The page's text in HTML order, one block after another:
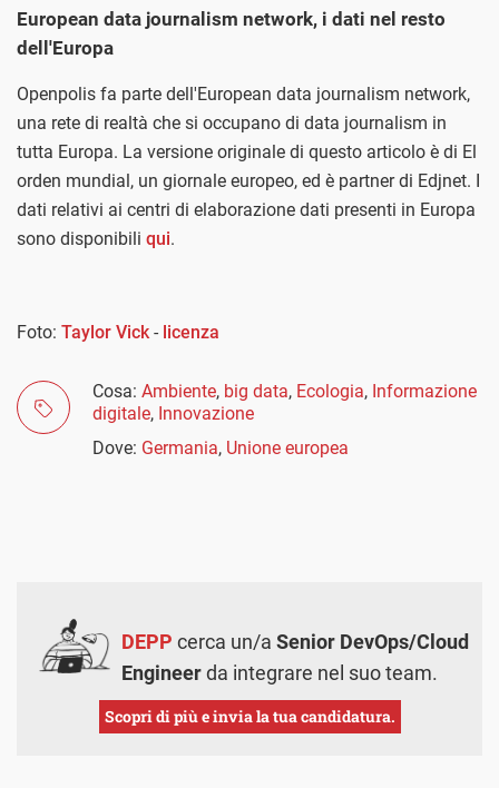
European data journalism network, i dati nel resto
dell'Europa
Openpolis fa parte dell'European data journalism network,
una rete di realtà che si occupano di data journalism in
tutta Europa. La versione originale di questo articolo è di El
orden mundial, un giornale europeo, ed è partner di Edjnet. I
dati relativi ai centri di elaborazione dati presenti in Europa
sono disponibili qui.
Foto: Taylor Vick - licenza
Cosa: Ambiente, big data, Ecologia, Informazione
digitale, Innovazione
Dove: Germania, Unione europea
DEPP cerca un/a Senior DevOps/Cloud
Engineerda integrare nel suo team.
Scopri di più e invia la tua candidatura.